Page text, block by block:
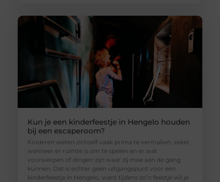
Kun je een kinderfeestje in Hengelo houden
bij een escaperoom?
Kinderen weten zichzelf vaak prima te vermaken, zeker
wanneer er ruimte is om te spelen en er wat
voorwerpen of dingen zijn waar zij mee aan de gang
kunnen. Dat is echter geen uitgangspunt voor een
kinderfeestje in Hengelo, want tijdens zo’n feestje wil je